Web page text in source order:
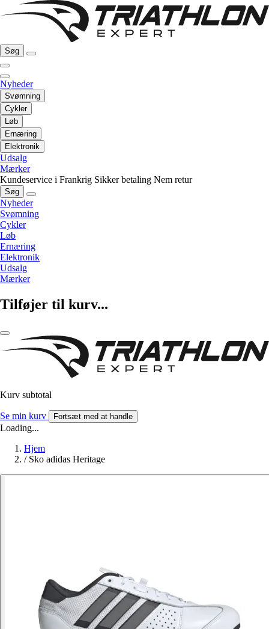
Søg
Nyheder
Svømning
Cykler
Løb
Ernæring
Elektronik
Udsalg
Mærker
Kundeservice i Frankrig Sikker betaling Nem retur
Søg
Nyheder
Svømning
Cykler
Løb
Ernæring
Elektronik
Udsalg
Mærker
Tilføjer til kurv...
Kurv subtotal
Se min kurv Fortsæt med at handle
Loading...
Hjem
/ Sko adidas Heritage